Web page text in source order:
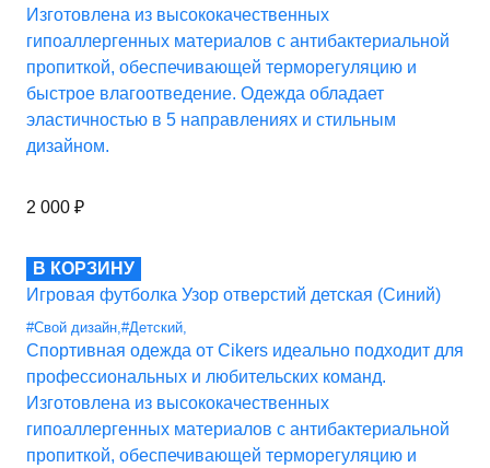
Изготовлена из высококачественных
гипоаллергенных материалов с антибактериальной
пропиткой, обеспечивающей терморегуляцию и
быстрое влагоотведение. Одежда обладает
эластичностью в 5 направлениях и стильным
дизайном.
2 000 ₽
В КОРЗИНУ
Игровая футболка Узор отверстий детская (Синий)
#Свой дизайн,#Детский,
Спортивная одежда от Cikers идеально подходит для
профессиональных и любительских команд.
Изготовлена из высококачественных
гипоаллергенных материалов с антибактериальной
пропиткой, обеспечивающей терморегуляцию и